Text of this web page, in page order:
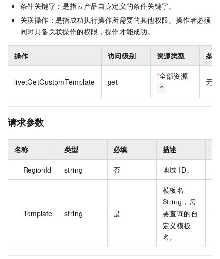
条件关键字：是指云产品自身定义的条件关键字。
关联操作：是指成功执行操作所需要的其他权限。操作者必须
同时具备关联操作的权限，操作才能成功。
操作 访问级别 资源类型 条
live:GetCustomTemplate get
*全部资源
*
无
请求参数
名称 类型 必填 描述
RegionId string 否 地域 ID。
Template string 是
模板名
String，需
要查询的自
定义模板
名。